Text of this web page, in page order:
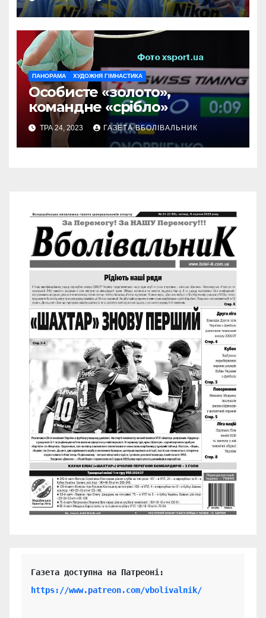
ПАНОРАМА ХУДОЖНЯ ГІМНАСТИКА
Особисте «золото»,
командне «срібло»
ТРА 24, 2023 ГАЗЕТА ВБОЛІВАЛЬНИК
https://www.patreon.com/vbolivalnik/